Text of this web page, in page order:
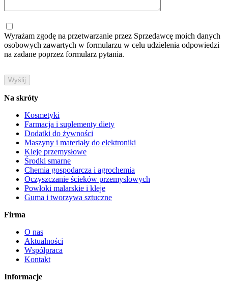
Wyrażam zgodę na przetwarzanie przez Sprzedawcę moich danych
osobowych zawartych w formularzu w celu udzielenia odpowiedzi
na zadane poprzez formularz pytania.
Na skróty
Kosmetyki
Farmacja i suplementy diety
Dodatki do żywności
Maszyny i materiały do elektroniki
Kleje przemysłowe
Środki smarne
Chemia gospodarcza i agrochemia
Oczyszczanie ścieków przemysłowych
Powłoki malarskie i kleje
Guma i tworzywa sztuczne
Firma
O nas
Aktualności
Współpraca
Kontakt
Informacje